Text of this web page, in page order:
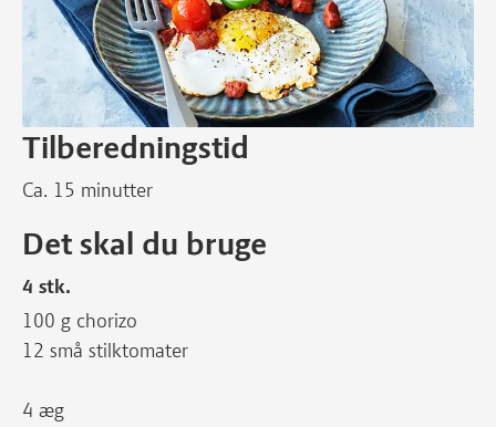
Tilberedningstid
Ca. 15 minutter
Det skal du bruge
4 stk.
100 g chorizo
12 små stilktomater
4 æg